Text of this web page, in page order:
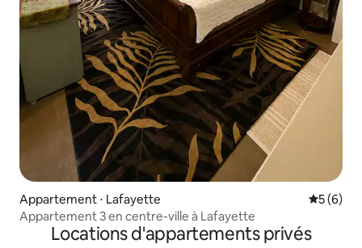
Appartement ⋅ Lafayette
5 (6)
Appartement 3 en centre-ville à Lafayette
Locations d'appartements privés